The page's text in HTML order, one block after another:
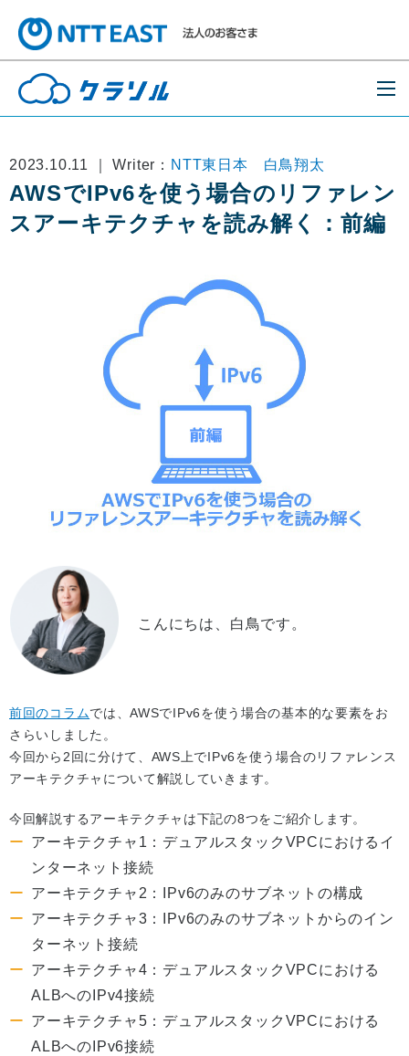
2023.10.11 ｜ Writer： NTT東日本 白鳥翔太
AWSでIPv6を使う場合のリファレン
スアーキテクチャを読み解く：前編
こんにちは、白鳥です。
前回のコラムでは、AWSでIPv6を使う場合の基本的な要素をお
さらいしました。
今回から2回に分けて、AWS上でIPv6を使う場合のリファレンス
アーキテクチャについて解説していきます。
今回解説するアーキテクチャは下記の8つをご紹介します。
アーキテクチャ1：デュアルスタックVPCにおけるイ
ンターネット接続
アーキテクチャ2：IPv6のみのサブネットの構成
アーキテクチャ3：IPv6のみのサブネットからのイン
ターネット接続
アーキテクチャ4：デュアルスタックVPCにおける
ALBへのIPv4接続
アーキテクチャ5：デュアルスタックVPCにおける
ALBへのIPv6接続